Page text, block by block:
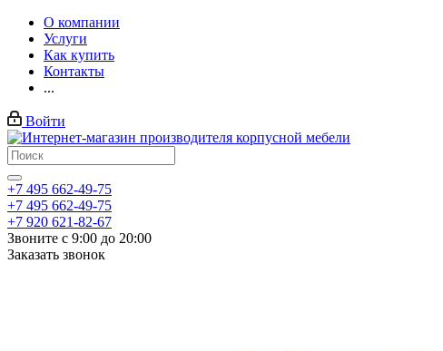
О компании
Услуги
Как купить
Контакты
...
Войти
+7 495 662-49-75
+7 495 662-49-75
+7 920 621-82-67
Звоните с 9:00 до 20:00
Заказать звонок